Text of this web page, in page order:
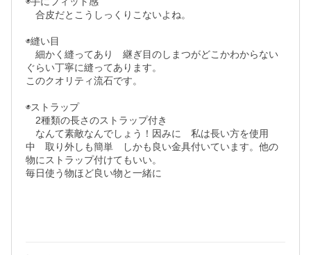
合皮だとこうしっくりこないよね。
◉縫い目
細かく縫ってあり　継ぎ目のしまつがどこかわからない
ぐらい丁寧に縫ってあります。
このクオリティ流石です。
◉ストラップ
2種類の長さのストラップ付き
なんて素敵なんでしょう！因みに　私は長い方を使用
中　取り外しも簡単　しかも良い金具付いています。他の
物にストラップ付けてもいい。
毎日使う物ほど良い物と一緒に